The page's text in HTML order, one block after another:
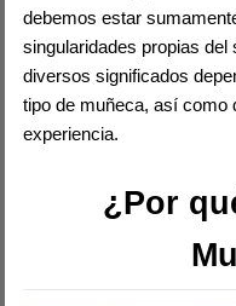
debemos estar
singularidades propias
diversos significados
tipo de muñeca, así como
experiencia.
¿Por